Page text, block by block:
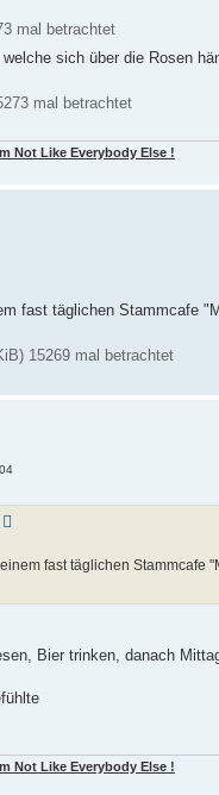
mal betrachtet
sich über die Rosen
mal betrachtet
Not Like Everybody Else !
fast täglichen Stammcafe
15269 mal betrachtet
fast täglichen Stammcafe
Bier trinken, danach
Not Like Everybody Else !